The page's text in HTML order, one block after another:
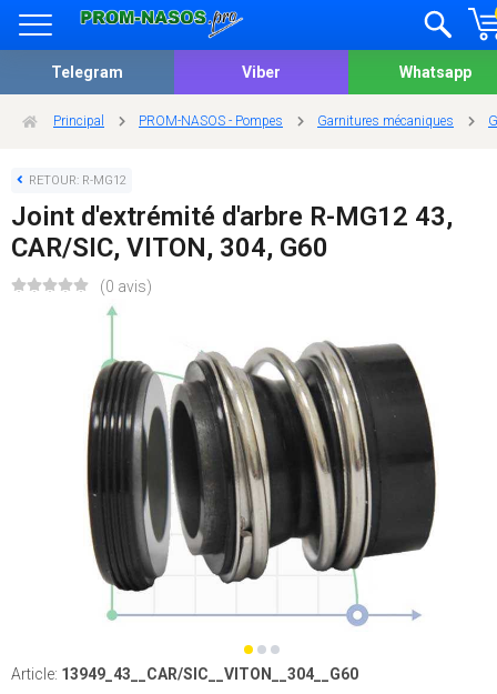
Telegram Viber Whatsapp
Principal PROM-NASOS - Pompes Garnitures mécaniques
RETOUR: R-MG12
Joint d'extrémité d'arbre R-MG12 43,
CAR/SIC, VITON, 304, G60
(0 avis)
Article: 13949_43__CAR/SIC__VITON__304__G60